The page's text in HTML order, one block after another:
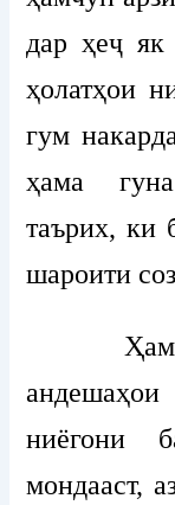
дар ҳеҷ як
ҳолатҳои
гум
ҳама
таърих, ки
шароити
ниёгони
мондааст,